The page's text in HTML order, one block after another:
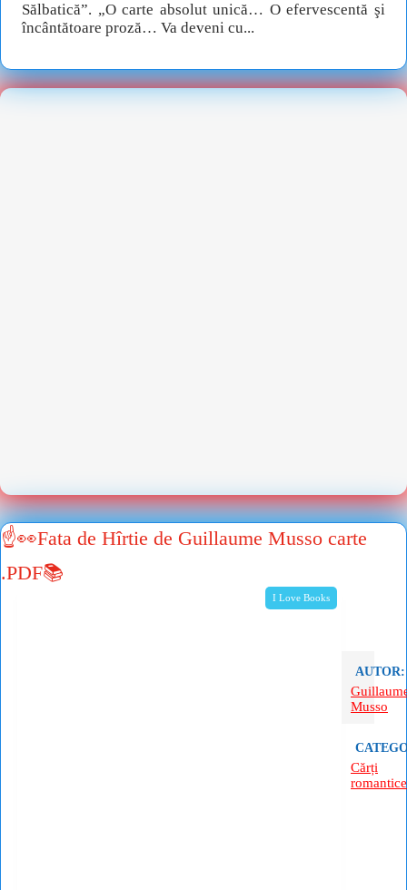
Sălbatică”. „O carte absolut unică… O efervescentă şi
încântătoare proză… Va deveni cu...
I Love Books
☝👀Fata de Hîrtie de Guillaume Musso carte
.PDF📚
AUTOR:
Musso
Cărți
romantice